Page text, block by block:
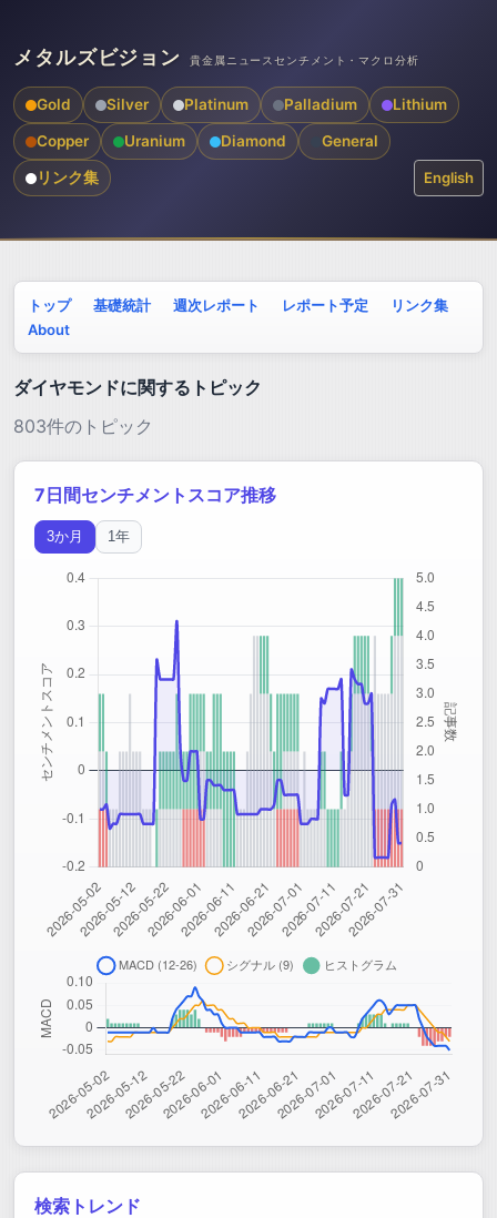
メタルズビジョン 貴金属ニュースセンチメント・マクロ分析
Gold Silver Platinum Palladium Lithium
Copper Uranium Diamond General
リンク集 English
トップ 基礎統計 週次レポート レポート予定
リンク集
About
ダイヤモンドに関するトピック
803件のトピック
7日間センチメントスコア推移
3か月 1年
検索トレンド